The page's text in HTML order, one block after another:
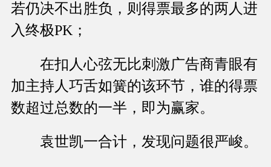
若仍决不出胜负，则得票最多的两人进
入终极PK；
在扣人心弦无比刺激广告商青眼有
加主持人巧舌如簧的该环节，谁的得票
数超过总数的一半，即为赢家。
袁世凯一合计，发现问题很严峻。